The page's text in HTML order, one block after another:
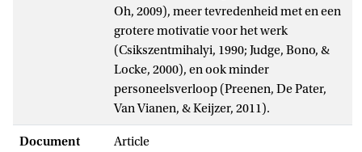
Oh, 2009), meer tevredenheid met en een
grotere motivatie voor het werk
(Csikszentmihalyi, 1990; Judge, Bono, &
Locke, 2000), en ook minder
personeelsverloop (Preenen, De Pater,
Van Vianen, & Keijzer, 2011).
Document
Article